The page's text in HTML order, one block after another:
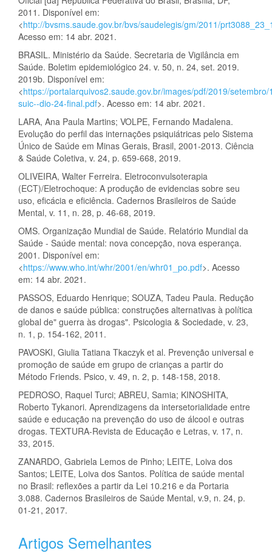
2011. Disponível em:
<http://bvsms.saude.gov.br/bvs/saudelegis/gm/2011/
Acesso em: 14 abr. 2021.
BRASIL. Ministério da Saúde. Secretaria de Vigilância em
Saúde. Boletim epidemiológico 24. v. 50, n. 24, set. 2019.
2019b. Disponível em:
<https://portalarquivos2.saude.gov.br/images/pdf/2019/setembro/
suic--dio-24-final.pdf>. Acesso em: 14 abr. 2021.
LARA, Ana Paula Martins; VOLPE, Fernando Madalena.
Evolução do perfil das internações psiquiátricas pelo Sistema
Único de Saúde em Minas Gerais, Brasil, 2001-2013. Ciência
& Saúde Coletiva, v. 24, p. 659-668, 2019.
OLIVEIRA, Walter Ferreira. Eletroconvulsoterapia
(ECT)/Eletrochoque: A produção de evidencias sobre seu
uso, eficácia e eficiência. Cadernos Brasileiros de Saúde
Mental, v. 11, n. 28, p. 46-68, 2019.
OMS. Organização Mundial de Saúde. Relatório Mundial da
Saúde - Saúde mental: nova concepção, nova esperança.
2001. Disponível em:
<https://www.who.int/whr/2001/en/whr01_po.pdf>. Acesso
em: 14 abr. 2021.
PASSOS, Eduardo Henrique; SOUZA, Tadeu Paula. Redução
de danos e saúde pública: construções alternativas à política
global de" guerra às drogas". Psicologia & Sociedade, v. 23,
n. 1, p. 154-162, 2011.
PAVOSKI, Giulia Tatiana Tkaczyk et al. Prevenção universal e
promoção de saúde em grupo de crianças a partir do
Método Friends. Psico, v. 49, n. 2, p. 148-158, 2018.
PEDROSO, Raquel Turci; ABREU, Samia; KINOSHITA,
Roberto Tykanori. Aprendizagens da intersetorialidade entre
saúde e educação na prevenção do uso de álcool e outras
drogas. TEXTURA-Revista de Educação e Letras, v. 17, n.
33, 2015.
ZANARDO, Gabriela Lemos de Pinho; LEITE, Loiva dos
Santos; LEITE, Loiva dos Santos. Política de saúde mental
no Brasil: reflexões a partir da Lei 10.216 e da Portaria
3.088. Cadernos Brasileiros de Saúde Mental, v.9, n. 24, p.
01-21, 2017.
Artigos Semelhantes